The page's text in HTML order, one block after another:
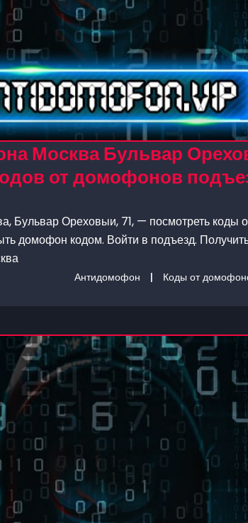
Москва Бульвар
от домофонов
Бульвар Ореховыи, 71, — посмотреть коды
домофон кодом. Войти в подъезд.
Антидомофон | Коды от